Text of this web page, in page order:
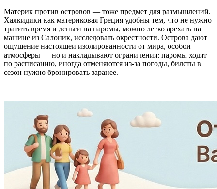
Материк против островов — тоже предмет для размышлений.
Халкидики как материковая Греция удобны тем, что не нужно
тратить время и деньги на паромы, можно легко арехать на
машине из Салоник, исследовать окрестности. Острова дают
ощущение настоящей изолированности от мира, особой
атмосферы — но и накладывают ограничения: паромы ходят
по расписанию, иногда отменяются из-за погоды, билеты в
сезон нужно бронировать заранее.